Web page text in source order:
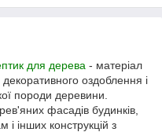
для дерева - матеріал
оздоблення і
породи деревини.
фасадів будинків,
і інших конструкцій з